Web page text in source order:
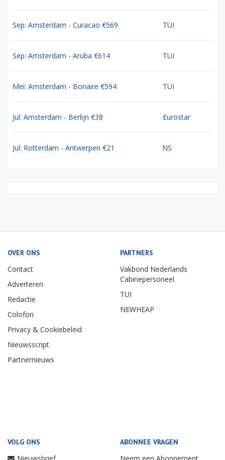
Sep: Amsterdam - Curacao €569 TUI
Sep: Amsterdam - Aruba €614 TUI
Mei: Amsterdam - Bonaire €594 TUI
Jul: Amsterdam - Berlijn €38 Eurostar
Jul: Rotterdam - Antwerpen €21 NS
OVER ONS
Contact
Adverteren
Redactie
Colofon
Privacy & Cookiebeleid
Nieuwsscript
Partnernieuws
PARTNERS
Vakbond Nederlands
Cabinepersoneel
TUI
NEWHEAP
VOLG ONS ABONNEE VRAGEN